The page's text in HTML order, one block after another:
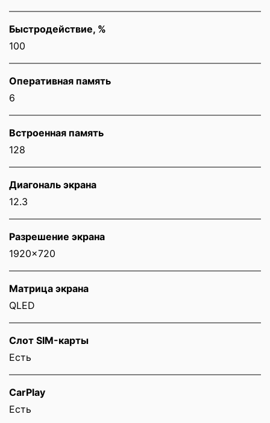
Быстродействие, %
100
Оперативная память
6
Встроенная память
128
Диагональ экрана
12.3
Разрешение экрана
1920x720
Матрица экрана
QLED
Слот SIM-карты
Eсть
CarPlay
Есть